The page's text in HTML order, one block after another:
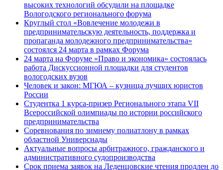
высоких технологий обсудили на площадке
Вологодского регионального форума
Круглый стол «Вовлечение молодежи в
предпринимательскую деятельность, поддержка и
пропаганда молодежного предпринимательства»
состоялся 24 марта в рамках Форума
24 марта на Форуме «Право и экономика» состоялась
работа Дискуссионной площадки для студентов
вологодских вузов
Человек и закон: МГЮА – кузница лучших юристов
России
Студентка 1 курса-призер Регионального этапа VII
Всероссийской олимпиады по истории российского
предпринимательства
Соревнования по зимнему полиатлону в рамках
областной Универсиады
Актуальные вопросы арбитражного, гражданского и
административного судопроизводства
Срок приема заявок на Леденцовские чтения продлен до